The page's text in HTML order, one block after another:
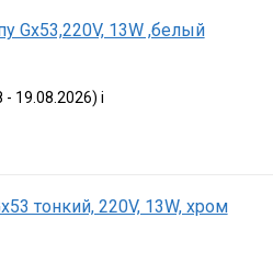
Gx53,220V, 13W ,белый
- 19.08.2026) i
тонкий, 220V, 13W, хром